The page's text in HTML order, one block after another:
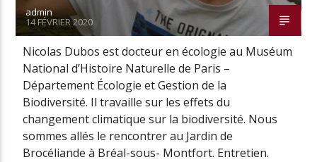
admin
14 FÉVRIER 2020
Nicolas Dubos est docteur en écologie au Muséum
National d’Histoire Naturelle de Paris –
Département Écologie et Gestion de la
Biodiversité. Il travaille sur les effets du
changement climatique sur la biodiversité. Nous
sommes allés le rencontrer au Jardin de
Brocéliande à Bréal-sous- Montfort. Entretien.